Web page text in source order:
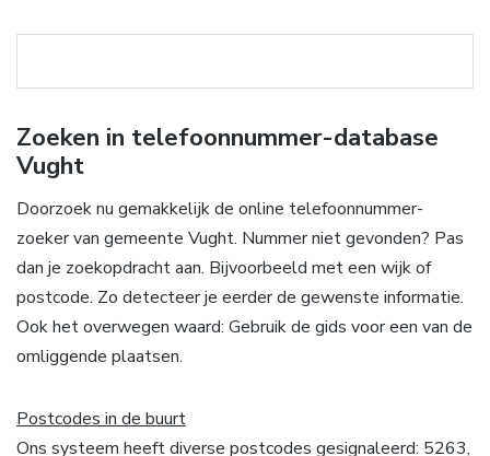
Zoeken in telefoonnummer-database
Vught
Doorzoek nu gemakkelijk de online telefoonnummer-
zoeker van gemeente Vught. Nummer niet gevonden? Pas
dan je zoekopdracht aan. Bijvoorbeeld met een wijk of
postcode. Zo detecteer je eerder de gewenste informatie.
Ook het overwegen waard: Gebruik de gids voor een van de
omliggende plaatsen.
Postcodes in de buurt
Ons systeem heeft diverse postcodes gesignaleerd: 5263,